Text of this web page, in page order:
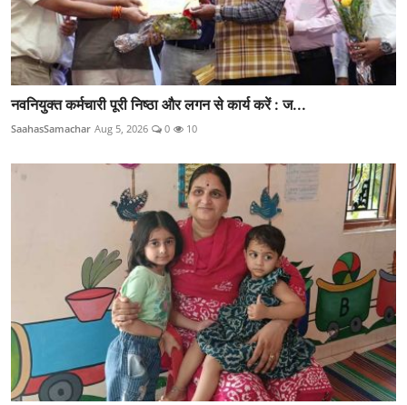
नवनियुक्त कर्मचारी पूरी निष्ठा और लगन से कार्य करें : ज...
SaahasSamachar Aug 5, 2026 0 10